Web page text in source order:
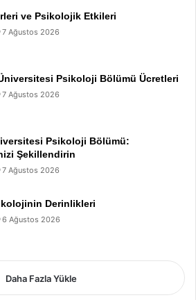
ve Psikolojik Etkileri
7 Ağustos 2026
Psikoloji Bölümü Ücretleri
7 Ağustos 2026
Psikoloji Bölümü:
Şekillendirin
7 Ağustos 2026
Derinlikleri
6 Ağustos 2026
Daha Fazla Yükle